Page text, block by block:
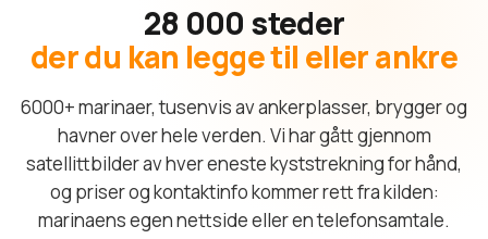
28 000 steder
der du kan legge til eller ankre
6000+ marinaer, tusenvis av ankerplasser, brygger og
havner over hele verden. Vi har gått gjennom
satellittbilder av hver eneste kyststrekning for hånd,
og priser og kontaktinfo kommer rett fra kilden:
marinaens egen nettside eller en telefonsamtale.